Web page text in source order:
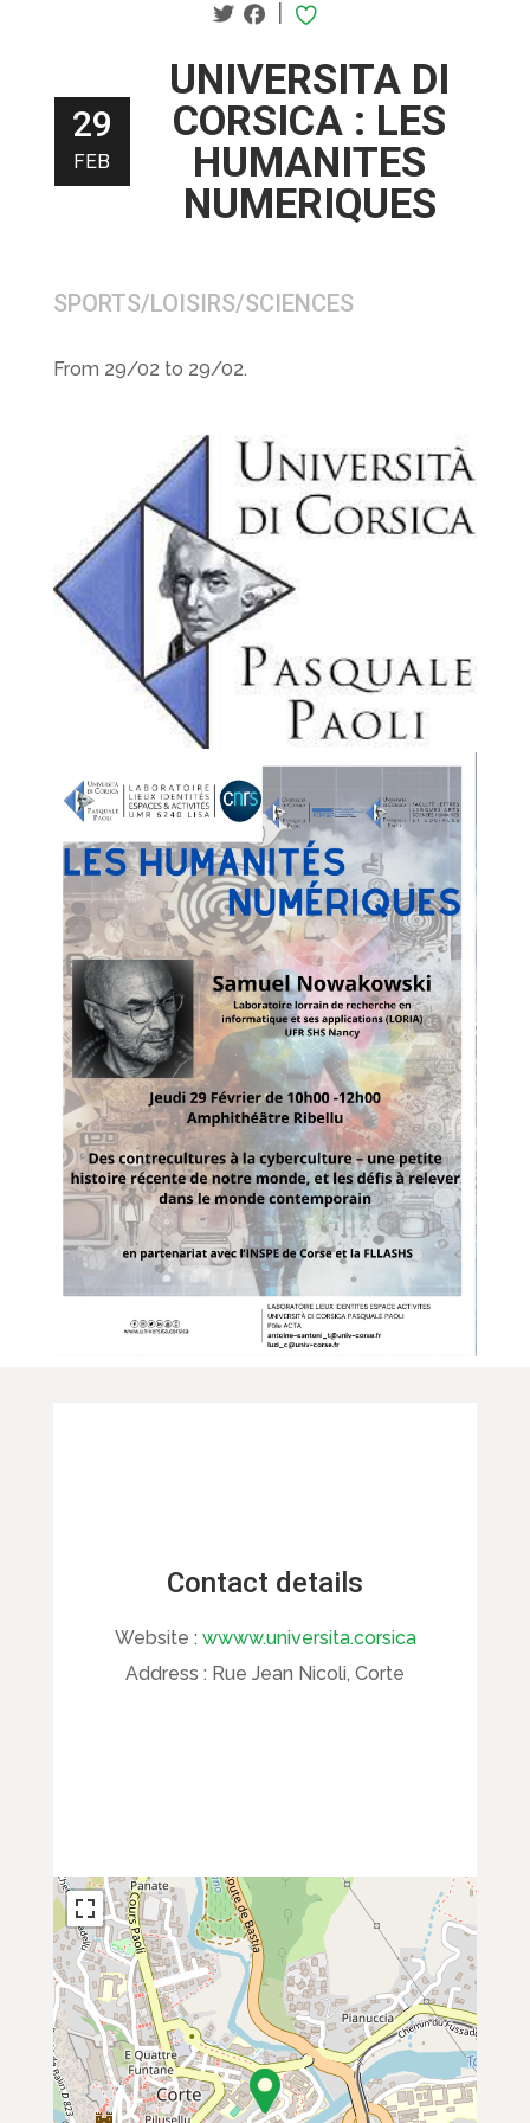
|
29
FEB
UNIVERSITA DI
CORSICA : LES
HUMANITES
NUMERIQUES
SPORTS/LOISIRS/SCIENCES
From 29/02 to 29/02.
Contact details
Website : wwww.universita.corsica
Address : Rue Jean Nicoli, Corte